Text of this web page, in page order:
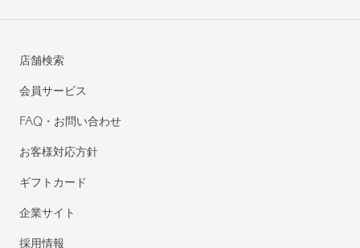
店舗検索
会員サービス
FAQ・お問い合わせ
お客様対応方針
ギフトカード
企業サイト
採用情報